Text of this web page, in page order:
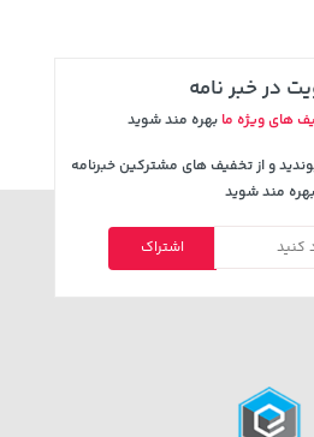
در خبر نامه
های ویژه ما بهره مند شوید
و از تخفیف های مشترکین خبرنامه
بهره مند شوید
اشتراک